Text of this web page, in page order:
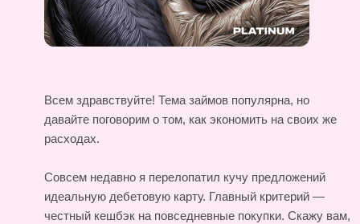
Всем здравствуйте! Тема займов популярна, но
давайте поговорим о том, как экономить на своих же
расходах.
Совсем недавно я перелопатил кучу предложений
идеальную дебетовую карту. Главный критерий —
честный кешбэк на повседневные покупки. Скажу вам,